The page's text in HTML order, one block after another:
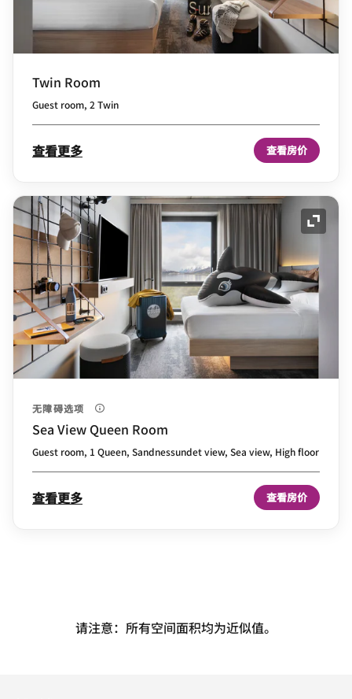
Twin Room
Guest room, 2 Twin
查看更多 查看房价
展开
无障碍选项
Sea View Queen Room
Guest room, 1 Queen, Sandnessundet view, Sea view, High floor
查看更多 查看房价
请注意：所有空间面积均为近似值。